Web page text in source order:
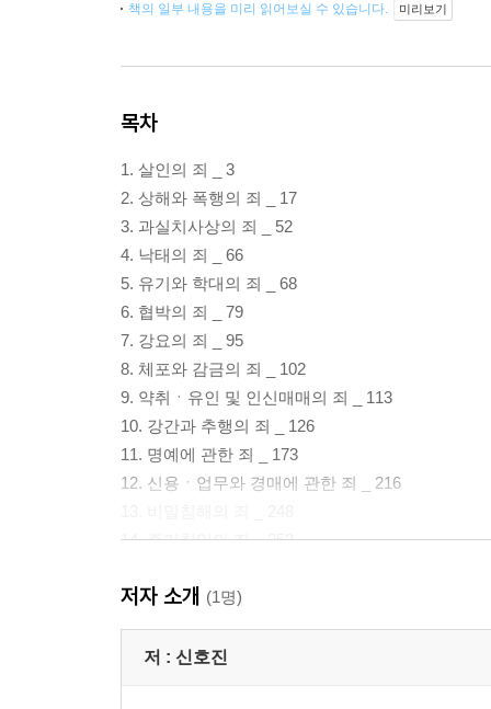
책의 일부 내용을 미리 읽어보실 수 있습니다. 미리보기
목차
1. 살인의 죄 _ 3
2. 상해와 폭행의 죄 _ 17
3. 과실치사상의 죄 _ 52
4. 낙태의 죄 _ 66
5. 유기와 학대의 죄 _ 68
6. 협박의 죄 _ 79
7. 강요의 죄 _ 95
8. 체포와 감금의 죄 _ 102
9. 약취ㆍ유인 및 인신매매의 죄 _ 113
10. 강간과 추행의 죄 _ 126
11. 명예에 관한 죄 _ 173
12. 신용ㆍ업무와 경매에 관한 죄 _ 216
14. 주거침입의 죄 _ 252
16. 절도의 죄 _ 308
17. 강도의 죄 _ 334
18. 사기의 죄 _ 364
저자 소개 (1명)
저 : 신호진